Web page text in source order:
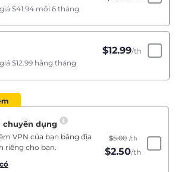
$41.94 mỗi 6 tháng
$12.99/th
$12.99 hằng tháng
chuyên dụng
VPN của bạn bằng địa
riêng cho bạn.
$5.00 /th
$2.50/th